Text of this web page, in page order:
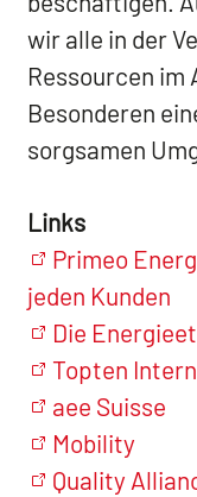
wir alle in der
Ressourcen im
Besonderen
sorgsamen
Links
Primeo
jeden Kunden
Die
Topten
aee Suisse
Mobility
Quality